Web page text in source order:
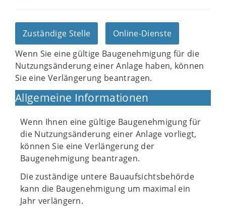
Zuständige Stelle
Online-Dienste
Wenn Sie eine gültige Baugenehmigung für die
Nutzungsänderung einer Anlage haben, können
Sie eine Verlängerung beantragen.
Allgemeine Informationen
Wenn Ihnen eine gültige Baugenehmigung für
die Nutzungsänderung einer Anlage vorliegt,
können Sie eine Verlängerung der
Baugenehmigung beantragen.
Die zuständige untere Bauaufsichtsbehörde
kann die Baugenehmigung um maximal ein
Jahr verlängern.